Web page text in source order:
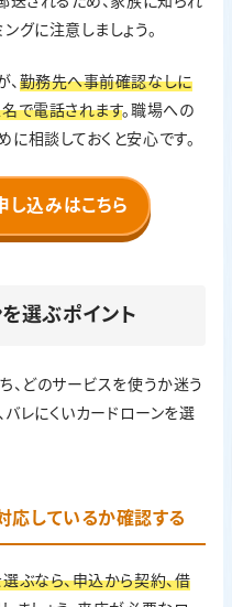
グに注意しましょう。
勤務先へ事前確認なしに
で電話されます。職場への
相談しておくと安心です。
し込みはこちら
選ぶポイント
、どのサービスを使うか迷う
バレにくいカードローンを選
応しているか確認する
ぶなら、申込から契約、借